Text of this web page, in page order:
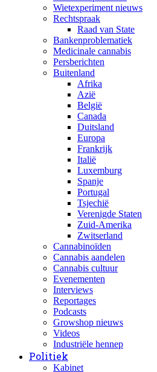
Wietexperiment nieuws
Rechtspraak
Raad van State
Bankenproblematiek
Medicinale cannabis
Persberichten
Buitenland
Afrika
Azië
België
Canada
Duitsland
Europa
Frankrijk
Italië
Luxemburg
Spanje
Portugal
Tsjechië
Verenigde Staten
Zuid-Amerika
Zwitserland
Cannabinoïden
Cannabis aandelen
Cannabis cultuur
Evenementen
Interviews
Reportages
Podcasts
Growshop nieuws
Videos
Industriële hennep
Politiek
Kabinet